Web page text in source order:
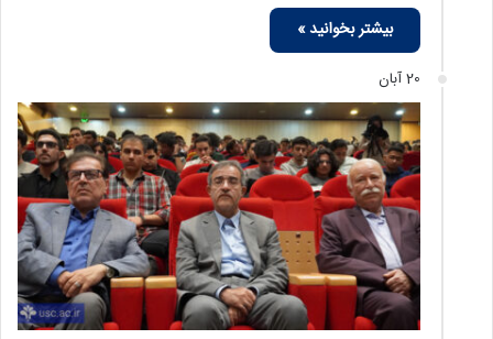
بیشتر بخوانید »
20 آبان